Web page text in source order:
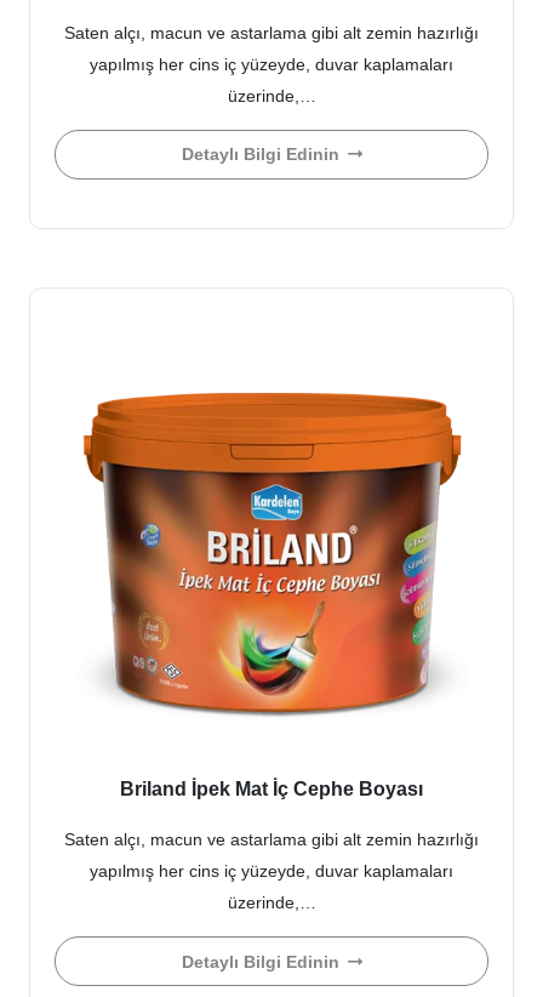
Saten alçı, macun ve astarlama gibi alt zemin hazırlığı
yapılmış her cins iç yüzeyde, duvar kaplamaları
üzerinde,…
Detaylı Bilgi Edinin
Briland İpek Mat İç Cephe Boyası
Saten alçı, macun ve astarlama gibi alt zemin hazırlığı
yapılmış her cins iç yüzeyde, duvar kaplamaları
üzerinde,…
Detaylı Bilgi Edinin